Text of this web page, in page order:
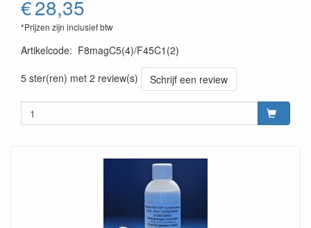
€28,35
*Prijzen zijn inclusief btw
Artikelcode: F8magC5(4)/F45C1(2)
5 ster(ren) met 2 review(s)
Schrijf een review